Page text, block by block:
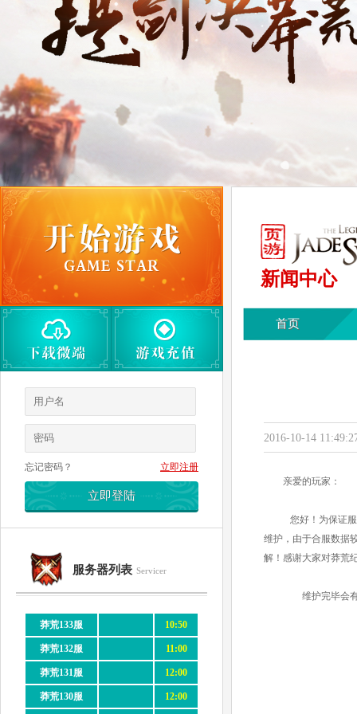
忘记密码？ 立即注册
服务器列表 Servicer
莽荒133服 10:50
莽荒132服 11:00
莽荒131服 12:00
莽荒130服 12:00
新闻中心
首页
2016-10-14
亲爱的玩家：
您好！为保证
维护，由于合服数据
解！感谢大家对莽荒
维护完毕会